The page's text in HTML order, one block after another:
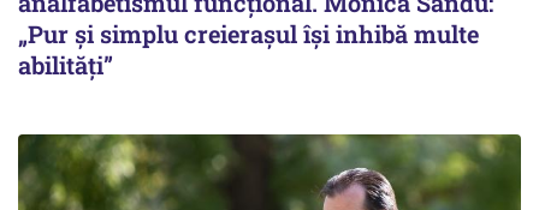
„Pur și simplu creierașul își inhibă multe
abilități”